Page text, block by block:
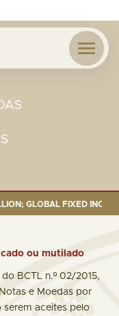
FIXED INCOME=
ou mutilado
BCTL n.º 02/2015,
e Moedas por
serem aceites pelo